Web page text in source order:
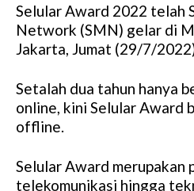
Selular Award 2022 telah
Network (SMN) gelar di
Jakarta, Jumat (29/7/
Setalah dua tahun hanya
online, kini Selular Award
offline.
Selular Award merupakan
telekomunikasi hingga